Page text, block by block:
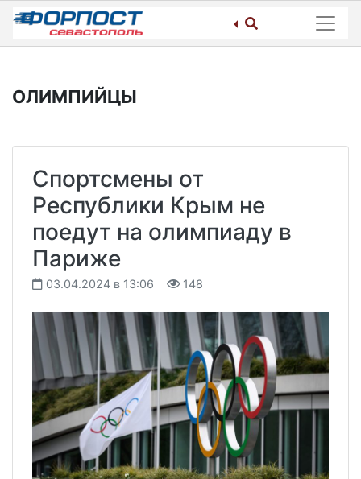
Skip
content
ОЛИМПИЙЦЫ
Спортсмены от
Республики Крым не
поедут на олимпиаду в
Париже
03.04.2024 в 13:06 148